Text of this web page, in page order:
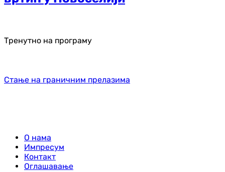
Тренутно на програму
Стање на граничним прелазима
О нама
Импресум
Контакт
Оглашавање